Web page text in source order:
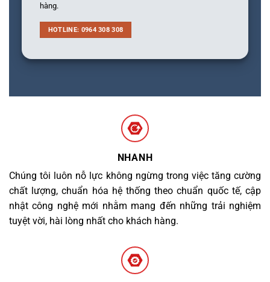
hàng.
HOTLINE: 0964 308 308
NHANH
Chúng tôi luôn nỗ lực không ngừng trong việc tăng cường
chất lượng, chuẩn hóa hệ thống theo chuẩn quốc tế, cập
nhật công nghệ mới nhằm mang đến những trải nghiệm
tuyệt vời, hài lòng nhất cho khách hàng.